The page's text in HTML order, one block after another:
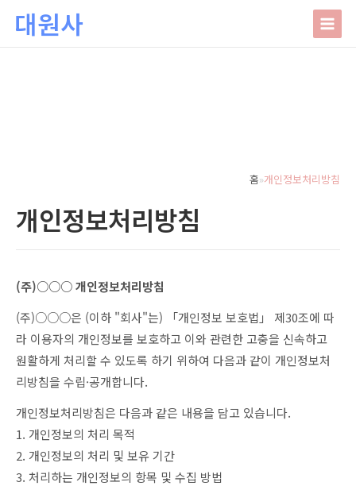
본문 바로가기
대원사
오시는길
상담안내
사주/궁합/진로/시험운/승진운/사업운
결혼택일/출산택일/각종택일
신생아작명/개명/상호
육임점
사주학/육임학/당사주/매화역수
상담요금안내
사주
육임
공부방
연예인 사주
온라인문의
고객센터
공지사항
자유게시판
홈»개인정보처리방침
개인정보처리방침
(주)○○○ 개인정보처리방침
(주)○○○은 (이하 "회사"는) 「개인정보 보호법」 제30조에 따
라 이용자의 개인정보를 보호하고 이와 관련한 고충을 신속하고
원활하게 처리할 수 있도록 하기 위하여 다음과 같이 개인정보처
리방침을 수립·공개합니다.
개인정보처리방침은 다음과 같은 내용을 담고 있습니다.
1. 개인정보의 처리 목적
2. 개인정보의 처리 및 보유 기간
3. 처리하는 개인정보의 항목 및 수집 방법